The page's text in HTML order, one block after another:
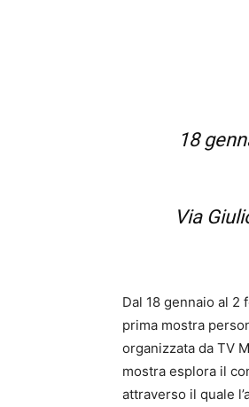
18
Via
Dal 18 gennaio al 2
prima mostra
organizzata da TV
mostra esplora il
attraverso il quale